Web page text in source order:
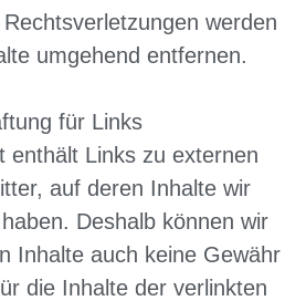
werden
umgehend entfernen.
für Links
enthält Links zu externen
auf deren Inhalte wir
Deshalb können wir
Inhalte auch keine Gewähr
die Inhalte der verlinkten